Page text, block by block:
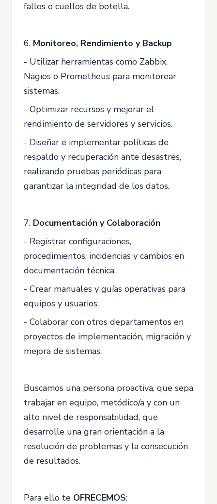
fallos o cuellos de botella.
6. Monitoreo, Rendimiento y Backup
- Utilizar herramientas como Zabbix,
Nagios o Prometheus para monitorear
sistemas.
- Optimizar recursos y mejorar el
rendimiento de servidores y servicios.
- Diseñar e implementar políticas de
respaldo y recuperación ante desastres,
realizando pruebas periódicas para
garantizar la integridad de los datos.
7. Documentación y Colaboración
- Registrar configuraciones,
procedimientos, incidencias y cambios en
documentación técnica.
- Crear manuales y guías operativas para
equipos y usuarios.
- Colaborar con otros departamentos en
proyectos de implementación, migración y
mejora de sistemas.
Buscamos una persona proactiva, que sepa
trabajar en equipo, metódico/a y con un
alto nivel de responsabilidad, que
desarrolle una gran orientación a la
resolución de problemas y la consecución
de resultados.
Para ello te OFRECEMOS: